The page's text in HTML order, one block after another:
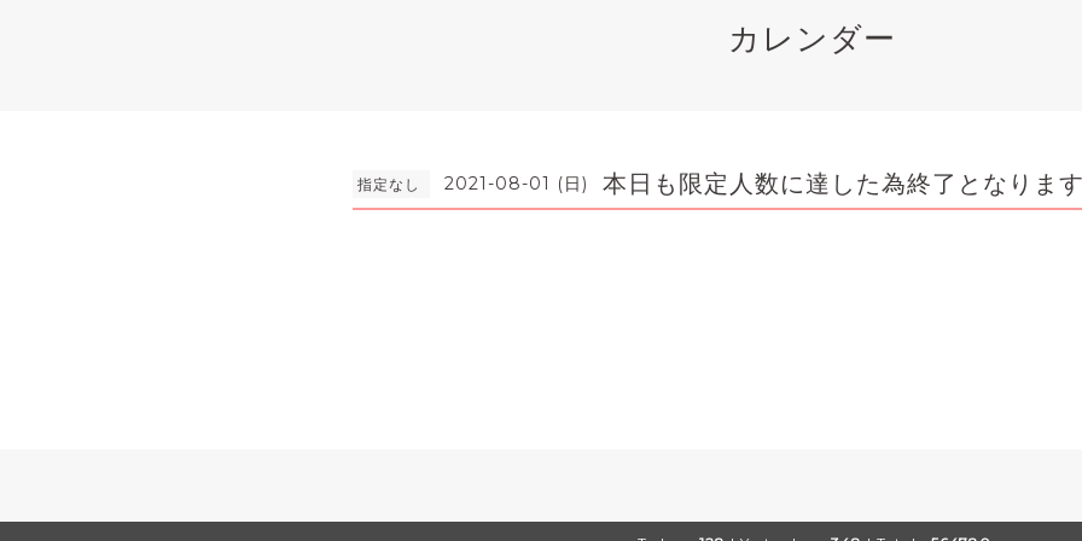
カレンダー
指定なし 2021-08-01 (日) 本日も限定人数に達した為終了となります